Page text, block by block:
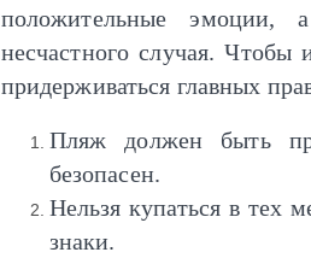
положительные
несчастного случая. Чтобы
придерживаться главных
Пляж должен быть
безопасен.
Нельзя купаться в тех
знаки.